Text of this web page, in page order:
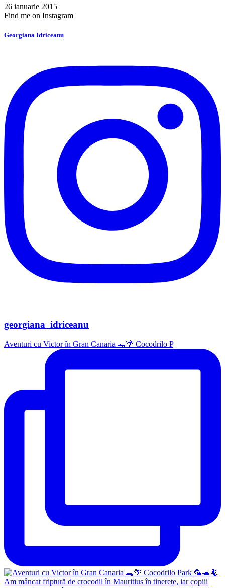
26 ianuarie 2015
Find me on Instagram
Georgiana Idriceanu
georgiana_idriceanu
Aventuri cu Victor în Gran Canaria 🐊🌴 Cocodrilo P